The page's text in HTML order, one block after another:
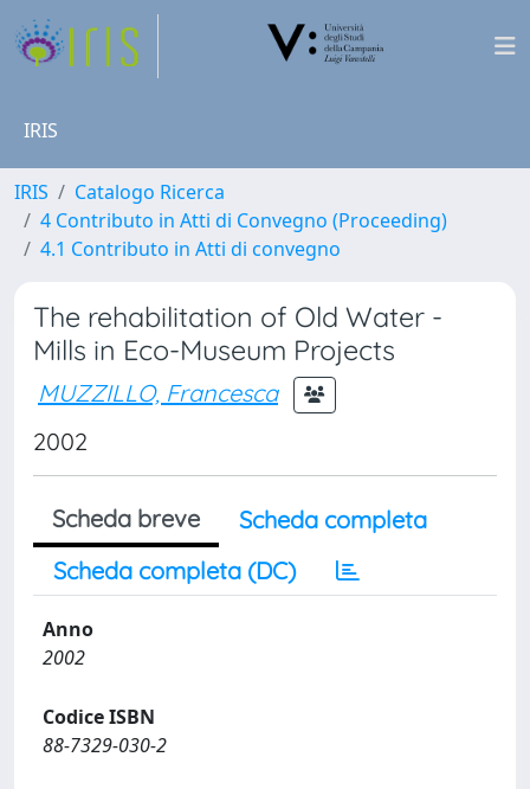
IRIS
IRIS
Catalogo Ricerca
4 Contributo in Atti di Convegno (Proceeding)
4.1 Contributo in Atti di convegno
The rehabilitation of Old Water -
Mills in Eco-Museum Projects
MUZZILLO, Francesca
2002
Scheda breve
Scheda completa
Scheda completa (DC)
Anno
2002
Codice ISBN
88-7329-030-2